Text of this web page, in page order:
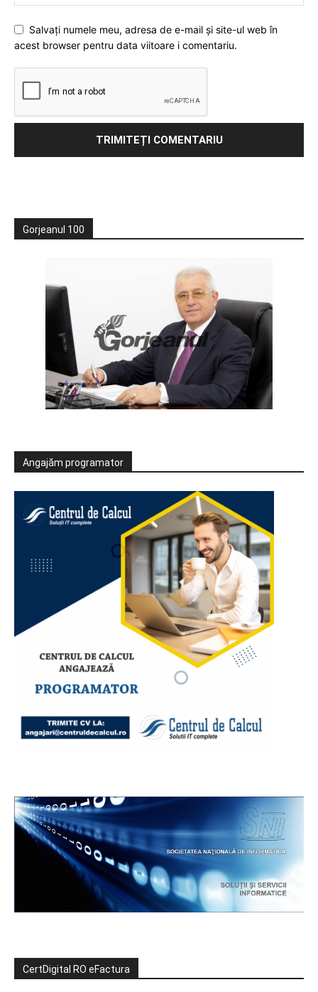
Salvați numele meu, adresa de e-mail și site-ul web în
acest browser pentru data viitoare i comentariu.
Gorjeanul 100
Angajăm programator
CertDigital RO eFactura